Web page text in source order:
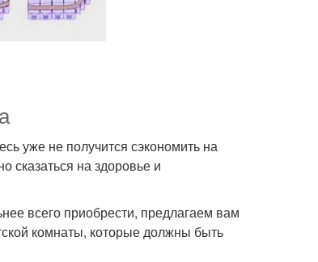
уже не получится сэкономить на
сказаться на здоровье и
всего приобрести, предлагаем вам
комнаты, которые должны быть